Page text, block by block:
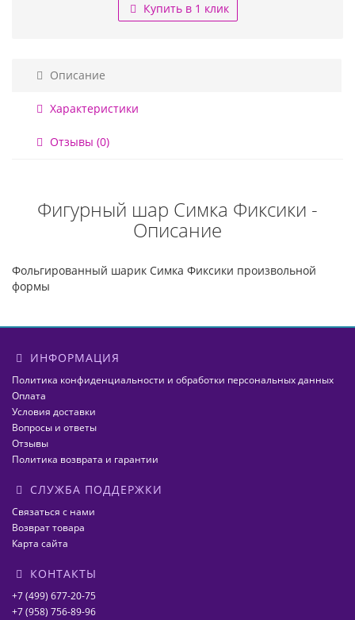
Купить в 1 клик
Описание
Характеристики
Отзывы (0)
Фигурный шар Симка Фиксики -
Описание
Фольгированный шарик Симка Фиксики произвольной
формы
ИНФОРМАЦИЯ
Политика конфиденциальности и обработки персональных данных
Оплата
Условия доставки
Вопросы и ответы
Отзывы
Политика возврата и гарантии
СЛУЖБА ПОДДЕРЖКИ
Связаться с нами
Возврат товара
Карта сайта
КОНТАКТЫ
+7 (499) 677-20-75
+7 (958) 756-89-96